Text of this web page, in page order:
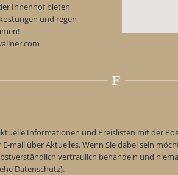
Innenhof bieten
und regen
Informationen und Preislisten mit der
mail über Aktuelles. Wenn Sie dabei sein
vertraulich behandeln und
Datenschutz).